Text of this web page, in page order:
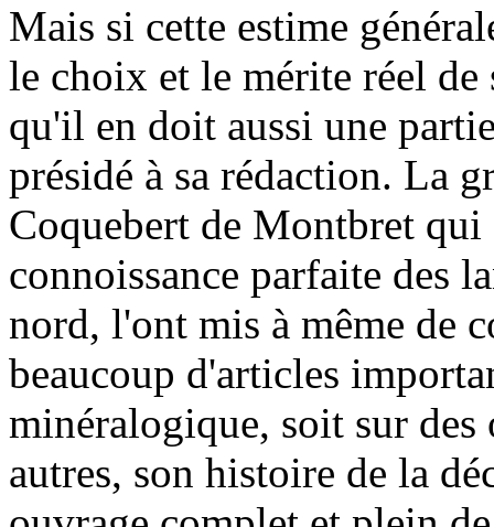
Mais si cette estime
le choix et le mérite réel
qu'il en doit aussi une
présidé à sa rédaction. La
Coquebert de Montbret qui
connoissance parfaite des
nord, l'ont mis à même de
beaucoup d'articles
minéralogique, soit sur
autres, son histoire de la